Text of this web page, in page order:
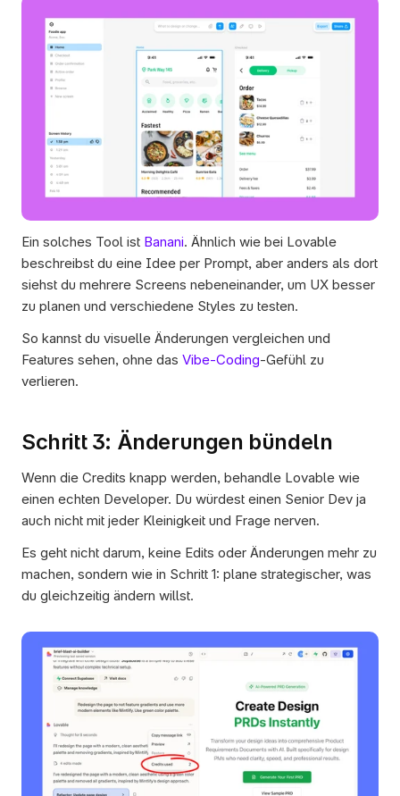
Ein solches Tool ist Banani. Ähnlich wie bei Lovable
beschreibst du eine Idee per Prompt, aber anders als dort
siehst du mehrere Screens nebeneinander, um UX besser
zu planen und verschiedene Styles zu testen.
So kannst du visuelle Änderungen vergleichen und
Features sehen, ohne das Vibe-Coding-Gefühl zu
verlieren.
Schritt 3: Änderungen bündeln
Wenn die Credits knapp werden, behandle Lovable wie
einen echten Developer. Du würdest einen Senior Dev ja
auch nicht mit jeder Kleinigkeit und Frage nerven.
Es geht nicht darum, keine Edits oder Änderungen mehr zu
machen, sondern wie in Schritt 1: plane strategischer, was
du gleichzeitig ändern willst.